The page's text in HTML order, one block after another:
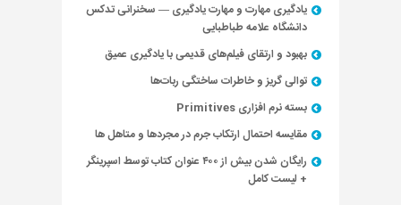
یادگیری مهارت و مهارت یادگیری — سخنرانی تدکس
دانشگاه علامه طباطبایی
بهبود و ارتقای فیلم‌های قدیمی با یادگیری عمیق
توالی گریز و خاطرات ساختگی ربات‌ها
بسته نرم افزاری Primitives
مقایسه احتمال ارتکاب جرم در مجردها و متاهل ها
رایگان شدن بیش از ۴۰۰ عنوان کتاب توسط اسپرینگر
+ لیست کامل